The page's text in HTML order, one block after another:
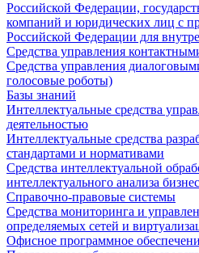
Российской Федерации,
компаний и юридических лиц с
Российской Федерации для
Средства управления
Средства управления
голосовые роботы)
Базы знаний
Интеллектуальные средства
деятельностью
Интеллектуальные средства
стандартами и нормативами
Средства интеллектуальной
интеллектуального анализа
Справочно-правовые системы
Средства мониторинга и
определяемых сетей и
Офисное программное